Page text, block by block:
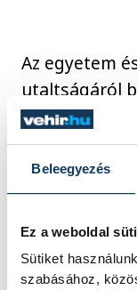
Beleegyezés
Ez a weboldal
Sütiket
szabásához,
Az egyetem
utaltságáról
városvezetés
a saját
legélhetőbb
az élmezőnyt
nagy
elején. A